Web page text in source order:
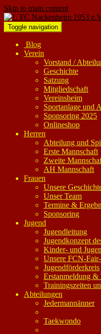
Skip to main content
Toggle navigation
Blog
Verein
Vorstand /
Geschichte
Satzung
Mitgliedschaft
Vereinsheim
Sportanlage und
Sponsoring 2025
Onlineshop
Herren
Abteilung und
Erste Mannschaft
Zweite
AH Mannschaft
Frauen
Unsere
Unser Team
Termine &
Sponsoring
Jugend
Jugendleitung
Jugendkonzept
Kinder- und
Unsere FCN-
Jugendförderkreis
Erstanmeldung &
Trainingszeiten
Abteilungen
Jedermannänner
Taekwondo